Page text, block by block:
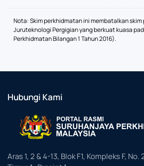
Nota: Skim perkhidmatan ini membatalkan
Juruteknologi Pergigian yang berkuat kuasa
Perkhidmatan Bilangan 1 Tahun 2016).
Hubungi Kami
Aras 1, 2 & 4-13, Blok F1, Kompleks F,